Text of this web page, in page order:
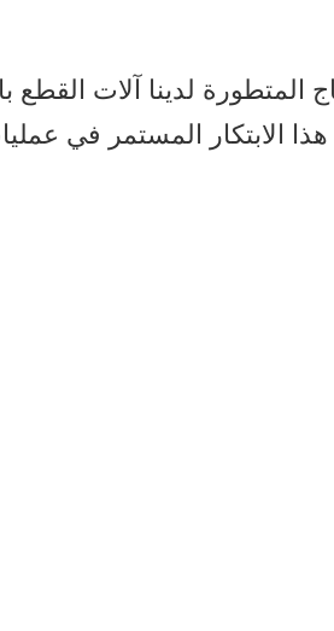
لدينا آلات القطع
الابتكار المستمر في